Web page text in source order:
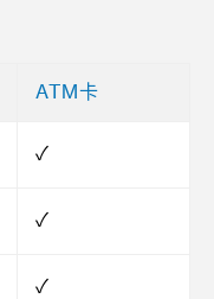
ATM卡
✓
✓
✓